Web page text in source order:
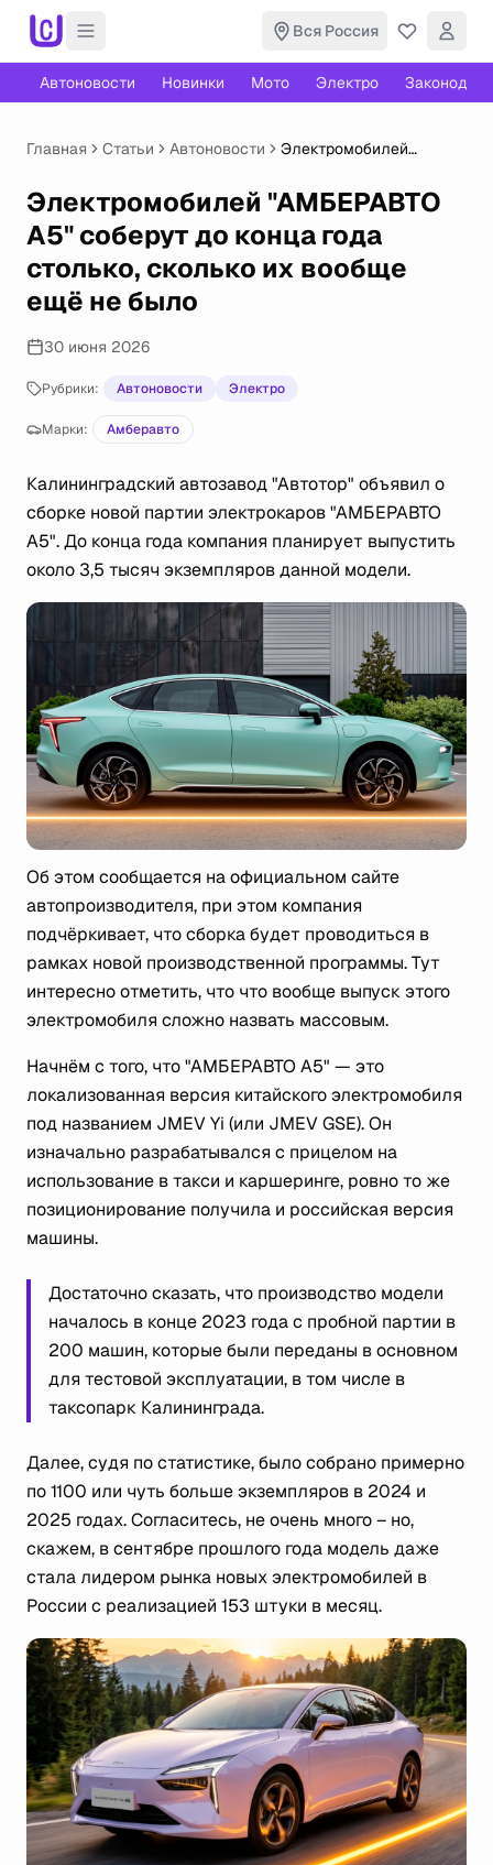
Вся Россия
Автоновости Новинки Мото Электро
Главная Статьи Автоновости
Электромобилей
соберут до конца года
столько, сколько их
вообще ещё не было
Электромобилей "АМБЕРАВТО
А5" соберут до конца года
столько, сколько их вообще
ещё не было
30 июня 2026
Рубрики: Автоновости Электро
Марки: Амберавто
Калининградский автозавод "Автотор" объявил о
сборке новой партии электрокаров "АМБЕРАВТО
А5". До конца года компания планирует выпустить
около 3,5 тысяч экземпляров данной модели.
Об этом сообщается на официальном сайте
автопроизводителя, при этом компания
подчёркивает, что сборка будет проводиться в
рамках новой производственной программы. Тут
интересно отметить, что что вообще выпуск этого
электромобиля сложно назвать массовым.
Начнём с того, что "АМБЕРАВТО А5" — это
локализованная версия китайского электромобиля
под названием JMEV Yi (или JMEV GSE). Он
изначально разрабатывался с прицелом на
использование в такси и каршеринге, ровно то же
позиционирование получила и российская версия
машины.
Достаточно сказать, что производство модели
началось в конце 2023 года с пробной партии в
200 машин, которые были переданы в основном
для тестовой эксплуатации, в том числе в
таксопарк Калининграда.
Далее, судя по статистике, было собрано примерно
по 1100 или чуть больше экземпляров в 2024 и
2025 годах. Согласитесь, не очень много – но,
скажем, в сентябре прошлого года модель даже
стала лидером рынка новых электромобилей в
России с реализацией 153 штуки в месяц.